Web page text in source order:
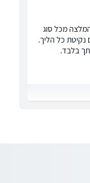
המלצה מכל סוג
נקיטת כל הליך.
בלבד.